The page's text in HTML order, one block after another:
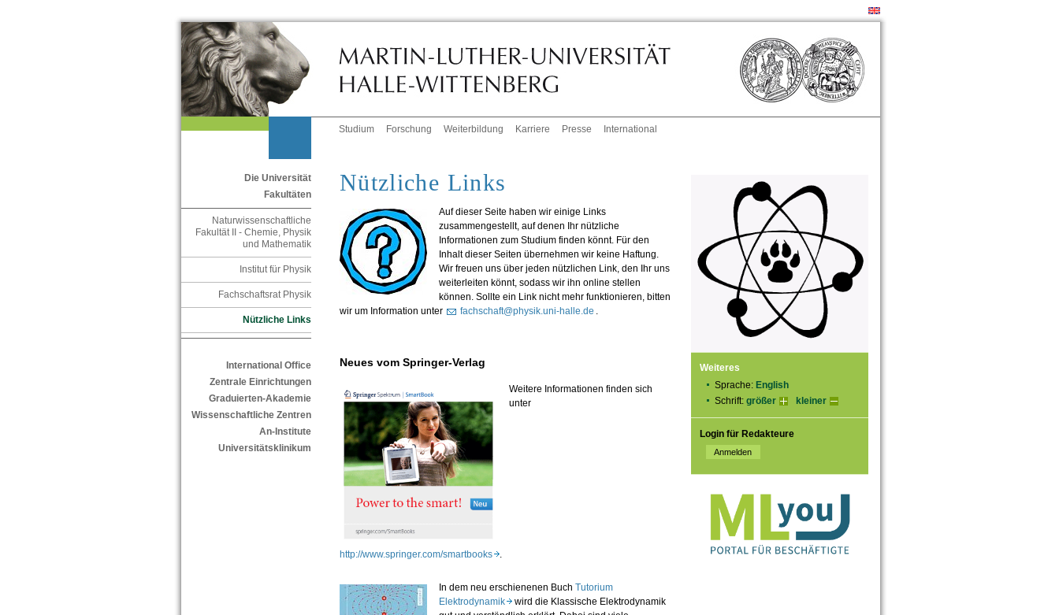
Studium Forschung Weiterbildung Karriere Presse International
Die Universität
Fakultäten
Naturwissenschaftliche
Fakultät II - Chemie, Physik
und Mathematik
Institut für Physik
Fachschaftsrat Physik
Nützliche Links
International Office
Zentrale Einrichtungen
Graduierten-Akademie
Wissenschaftliche Zentren
An-Institute
Universitätsklinikum
Weiteres
Sprache: English
Schrift: größer kleiner
Login für Redakteure
Nützliche Links
Auf dieser Seite haben wir einige Links
zusammengestellt, auf denen Ihr nützliche
Informationen zum Studium finden könnt. Für den
Inhalt dieser Seiten übernehmen wir keine Haftung.
Wir freuen uns über jeden nützlichen Link, den Ihr uns
weiterleiten könnt, sodass wir ihn online stellen
können. Sollte ein Link nicht mehr funktionieren, bitten
wir um Information unter
fachschaft@physik.uni-halle.de .
Neues vom Springer-Verlag
Weitere Informationen finden sich
unter
http://www.springer.com/smartbooks.
In dem neu erschienenen Buch Tutorium
Elektrodynamikwird die Klassische Elektrodynamik